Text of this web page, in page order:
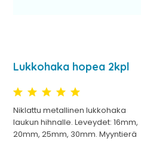
Lukkohaka hopea 2kpl
Niklattu metallinen lukkohaka
laukun hihnalle. Leveydet: 16mm,
20mm, 25mm, 30mm. Myyntierä